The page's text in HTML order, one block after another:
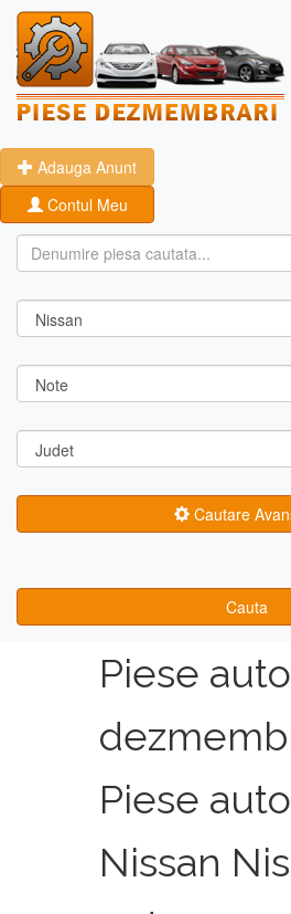
Adauga Anunt
Contul Meu
Cautare
Cauta
Piese auto
Piese auto
Nissan